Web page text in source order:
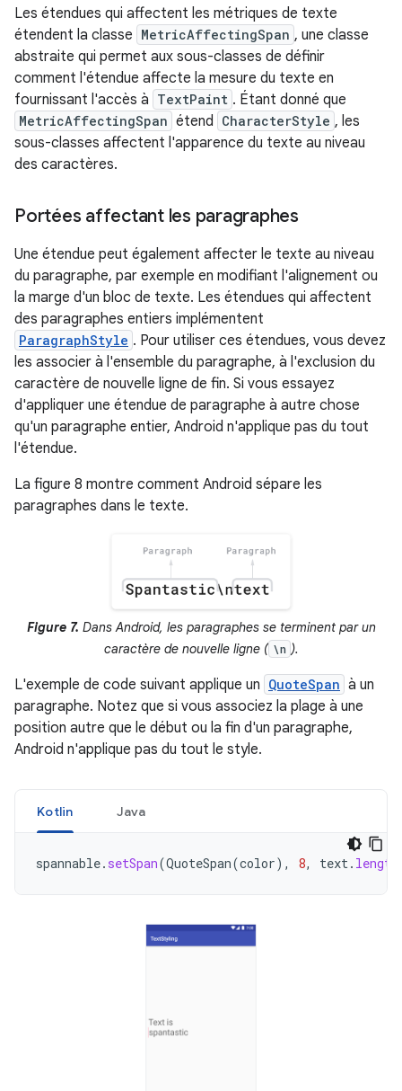
Les étendues qui affectent les métriques de texte
étendent la classe MetricAffectingSpan , une classe
abstraite qui permet aux sous-classes de définir
comment l'étendue affecte la mesure du texte en
fournissant l'accès à TextPaint . Étant donné que
MetricAffectingSpan étend CharacterStyle , les
sous-classes affectent l'apparence du texte au niveau
des caractères.
Portées affectant les paragraphes
Une étendue peut également affecter le texte au niveau
du paragraphe, par exemple en modifiant l'alignement ou
la marge d'un bloc de texte. Les étendues qui affectent
des paragraphes entiers implémentent
ParagraphStyle . Pour utiliser ces étendues, vous devez
les associer à l'ensemble du paragraphe, à l'exclusion du
caractère de nouvelle ligne de fin. Si vous essayez
d'appliquer une étendue de paragraphe à autre chose
qu'un paragraphe entier, Android n'applique pas du tout
l'étendue.
La figure 8 montre comment Android sépare les
paragraphes dans le texte.
Figure 7. Dans Android, les paragraphes se terminent par un
caractère de nouvelle ligne ( \n ).
L'exemple de code suivant applique un QuoteSpan à un
paragraphe. Notez que si vous associez la plage à une
position autre que le début ou la fin d'un paragraphe,
Android n'applique pas du tout le style.
Kotlin Java
spannable. setSpan(QuoteSpan(color), 8, text . length